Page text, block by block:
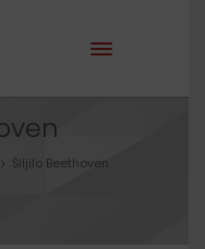
Šiljilo Beethoven